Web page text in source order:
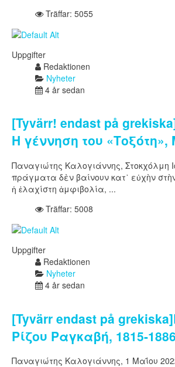
Träffar: 5055
Uppgifter
Redaktionen
Nyheter
4 år sedan
[Tyvärr! endast på
Η γέννηση του «Τοξότη»,
Παναγιώτης Καλογιάννης, Στοκχόλμη
πράγματα δὲν βαίνουν κατ᾿ εὐχὴν
ἡ ἐλαχίστη ἀμφιβολία, ...
Träffar: 5008
Uppgifter
Redaktionen
Nyheter
4 år sedan
[Tyvärr endast på
Ρίζου Ραγκαβή, 1815-1886
Παναγιώτης Καλογιάννης, 1 Μαΐου